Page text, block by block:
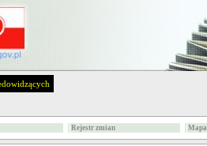
Rejestr zmian